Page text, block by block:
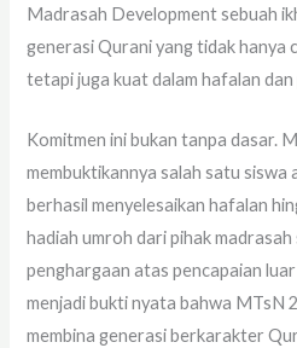
Madrasah Development sebuah
generasi Qurani yang tidak hanya
tetapi juga kuat dalam hafalan dan
Komitmen ini bukan tanpa dasar.
membuktikannya salah satu siswa
berhasil menyelesaikan hafalan
hadiah umroh dari pihak
penghargaan atas pencapaian
menjadi bukti nyata bahwa MTsN
membina generasi berkarakter